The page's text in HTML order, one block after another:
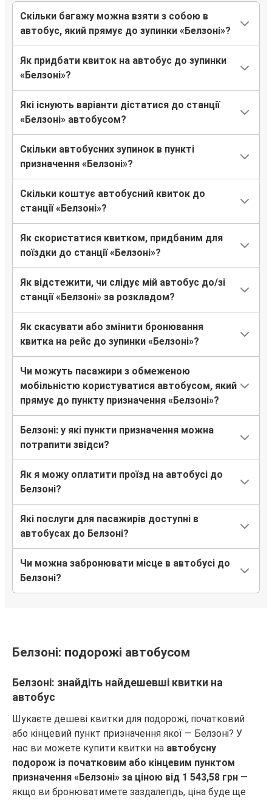
Скільки багажу можна взяти з собою в
автобус, який прямує до зупинки «Белзоні»?
Як придбати квиток на автобус до зупинки
«Белзоні»?
Які існують варіанти дістатися до станції
«Белзоні» автобусом?
Скільки автобусних зупинок в пункті
призначення «Белзоні»?
Скільки коштує автобусний квиток до
станції «Белзоні»?
Як скористатися квитком, придбаним для
поїздки до станції «Белзоні»?
Як відстежити, чи слідує мій автобус до/зі
станції «Белзоні» за розкладом?
Як скасувати або змінити бронювання
квитка на рейс до зупинки «Белзоні»?
Чи можуть пасажири з обмеженою
мобільністю користуватися автобусом, який
прямує до пункту призначення «Белзоні»?
Белзоні: у які пункти призначення можна
потрапити звідси?
Як я можу оплатити проїзд на автобусі до
Белзоні?
Які послуги для пасажирів доступні в
автобусах до Белзоні?
Чи можна забронювати місце в автобусі до
Белзоні?
Белзоні: подорожі автобусом
Белзоні: знайдіть найдешевші квитки на
автобус
Шукаєте дешеві квитки для подорожі, початковий
або кінцевий пункт призначення якої — Белзоні? У
нас ви можете купити квитки на автобусну
подорож із початковим або кінцевим пунктом
призначення «Белзоні» за ціною від 1 543,58 грн —
якщо ви бронюватимете заздалегідь, ціна буде ще